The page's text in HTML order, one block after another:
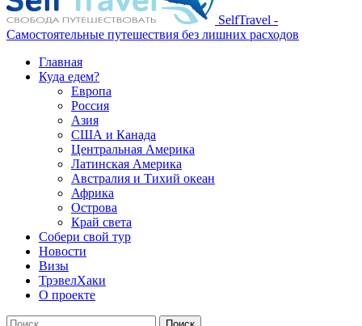
SelfTravel -
Самостоятельные путешествия без лишних расходов
Главная
Куда едем?
Европа
Россия
Азия
США и Канада
Центральная Америка
Латинская Америка
Австралия и Тихий океан
Африка
Острова
Край света
Собери свой тур
Новости
Визы
ТрэвелХаки
О проекте